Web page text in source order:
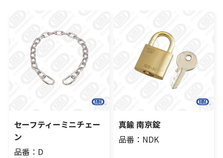
セーフティーミニチェー
ン
品番：D
真鍮 南京錠
品番：NDK